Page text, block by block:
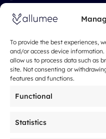
To provide the best experiences,
and/or access device
allow us to process data such as
site. Not consenting or
features and functions.
Functional
Statistics
Amsterdam
+316 55 92 44 80
Nos services
Spectacle de drones
Spectacle de drones
spectacle de noël